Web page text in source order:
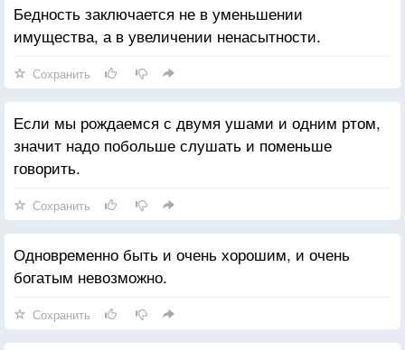
Бедность заключается не в уменьшении
имущества, а в увеличении ненасытности.
Сохранить
Если мы рождаемся с двумя ушами и одним ртом,
значит надо побольше слушать и поменьше
говорить.
Сохранить
Одновременно быть и очень хорошим, и очень
богатым невозможно.
Сохранить